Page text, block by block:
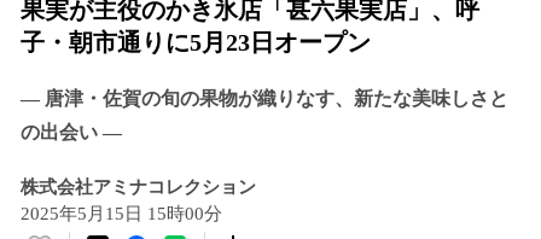
果実が主役のかき氷店「甚六果実店」、呼
子・朝市通りに5月23日オープン
― 唐津・佐賀の旬の果物が織りなす、新たな美味しさと
の出会い ―
株式会社アミナコレクション
2025年5月15日 15時00分